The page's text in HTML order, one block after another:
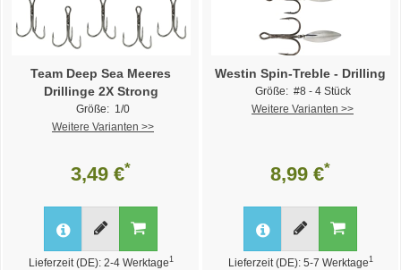
Team Deep Sea Meeres
Drillinge 2X Strong
Größe: 1/0
Weitere Varianten >>
3,49 €*
Lieferzeit (DE): 2-4 Werktage1
Westin Spin-Treble - Drilling
Größe: #8 - 4 Stück
Weitere Varianten >>
8,99 €*
Lieferzeit (DE): 5-7 Werktage1